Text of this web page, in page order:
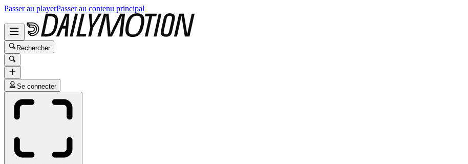
Passer au playerPasser au contenu principal
Rechercher
Se connecter